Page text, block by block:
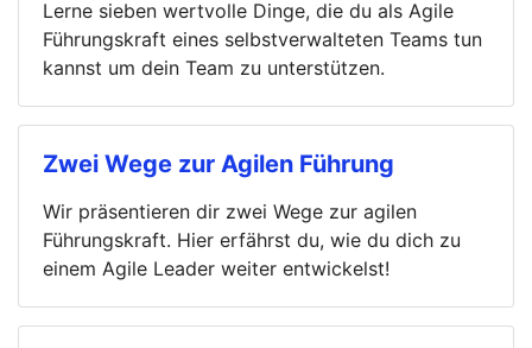
Lerne sieben wertvolle Dinge, die du als Agile
Führungskraft eines selbstverwalteten Teams tun
kannst um dein Team zu unterstützen.
Zwei Wege zur Agilen Führung
Wir präsentieren dir zwei Wege zur agilen
Führungskraft. Hier erfährst du, wie du dich zu
einem Agile Leader weiter entwickelst!